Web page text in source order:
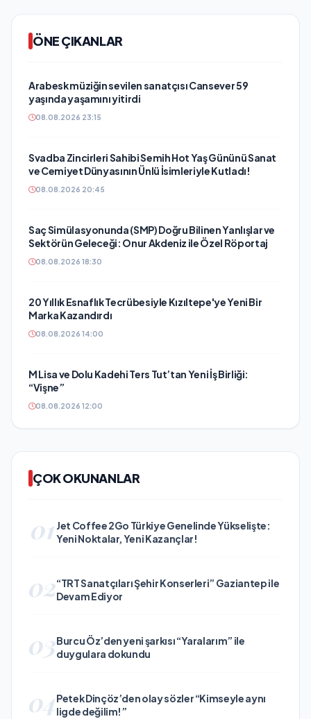
ÖNE ÇIKANLAR
Arabesk müziğin sevilen sanatçısı Cansever 59
yaşında yaşamını yitirdi
08.08.2026 23:15
Svadba Zincirleri Sahibi Semih Hot Yaş Gününü Sanat
ve Cemiyet Dünyasının Ünlü İsimleriyle Kutladı!
08.08.2026 20:45
Saç Simülasyonunda (SMP) Doğru Bilinen Yanlışlar ve
Sektörün Geleceği: Onur Akdeniz ile Özel Röportaj
08.08.2026 18:30
20 Yıllık Esnaflık Tecrübesiyle Kızıltepe'ye Yeni Bir
Marka Kazandırdı
08.08.2026 14:00
M Lisa ve Dolu Kadehi Ters Tut’tan Yeni İş Birliği:
“Vişne”
08.08.2026 12:00
ÇOK OKUNANLAR
01 Jet Coffee 2Go Türkiye Genelinde Yükselişte:
Yeni Noktalar, Yeni Kazançlar!
02“TRT Sanatçıları Şehir Konserleri” Gaziantep ile
Devam Ediyor
03Burcu Öz’den yeni şarkısı “Yaralarım” ile
duygulara dokundu
04Petek Dinçöz’den olay sözler “Kimseyle aynı
ligde değilim!”